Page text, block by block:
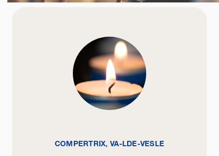
COMPERTRIX, VA-LDE-VESLE